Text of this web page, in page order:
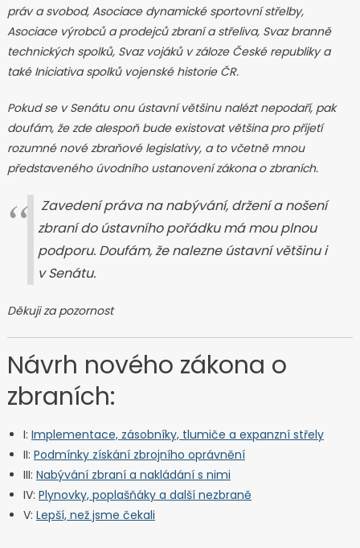
práv a svobod, Asociace dynamické sportovní střelby,
Asociace výrobců a prodejců zbraní a střeliva, Svaz branně
technických spolků, Svaz vojáků v záloze České republiky a
také Iniciativa spolků vojenské historie ČR.
Pokud se v Senátu onu ústavní většinu nalézt nepodaří, pak
doufám, že zde alespoň bude existovat většina pro přijetí
rozumné nové zbraňové legislativy, a to včetně mnou
představeného úvodního ustanovení zákona o zbraních.
Zavedení práva na nabývání, držení a nošení
zbraní do ústavního pořádku má mou plnou
podporu. Doufám, že nalezne ústavní většinu i
v Senátu.
Děkuji za pozornost
Návrh nového zákona o
zbraních:
I: Implementace, zásobníky, tlumiče a expanzní střely
II: Podmínky získání zbrojního oprávnění
III: Nabývání zbraní a nakládání s nimi
IV: Plynovky, poplašňáky a další nezbraně
V: Lepší, než jsme čekali